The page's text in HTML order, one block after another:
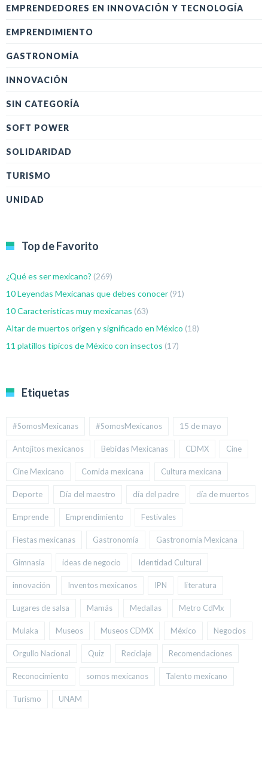
EMPRENDEDORES EN INNOVACIÓN Y TECNOLOGÍA
EMPRENDIMIENTO
GASTRONOMÍA
INNOVACIÓN
SIN CATEGORÍA
SOFT POWER
SOLIDARIDAD
TURISMO
UNIDAD
Top de Favorito
¿Qué es ser mexicano? (269)
10 Leyendas Mexicanas que debes conocer (91)
10 Características muy mexicanas (63)
Altar de muertos origen y significado en México (18)
11 platillos típicos de México con insectos (17)
Etiquetas
#SomosMexicanas #SomosMexicanos 15 de mayo
Antojitos mexicanos Bebidas Mexicanas CDMX Cine
Cine Mexicano Comida mexicana Cultura mexicana
Deporte Día del maestro día del padre día de muertos
Emprende Emprendimiento Festivales
Fiestas mexicanas Gastronomía Gastronomía Mexicana
Gimnasia ideas de negocio Identidad Cultural
innovación Inventos mexicanos IPN literatura
Lugares de salsa Mamás Medallas Metro CdMx
Mulaka Museos Museos CDMX México Negocios
Orgullo Nacional Quiz Reciclaje Recomendaciones
Reconocimiento somos mexicanos Talento mexicano
Turismo UNAM